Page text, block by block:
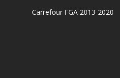
Carrefour FGA 2013-2020